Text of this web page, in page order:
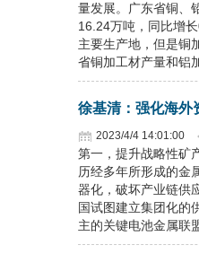
量发展。广东省铜、
16.24万吨，同比增
主要生产地，但是铜
省铜加工材产量和铝
徐基清：强化海外
2023/4/4 14:01:00
第一，提升战略性矿
历经多年所形成的金
器化，破坏产业链供
国试图建立集团化的
主的关键电池金属联